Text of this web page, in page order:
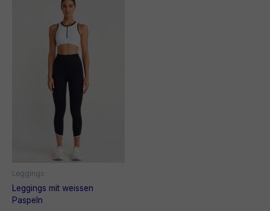
Leggings
Leggings mit weissen
Paspeln